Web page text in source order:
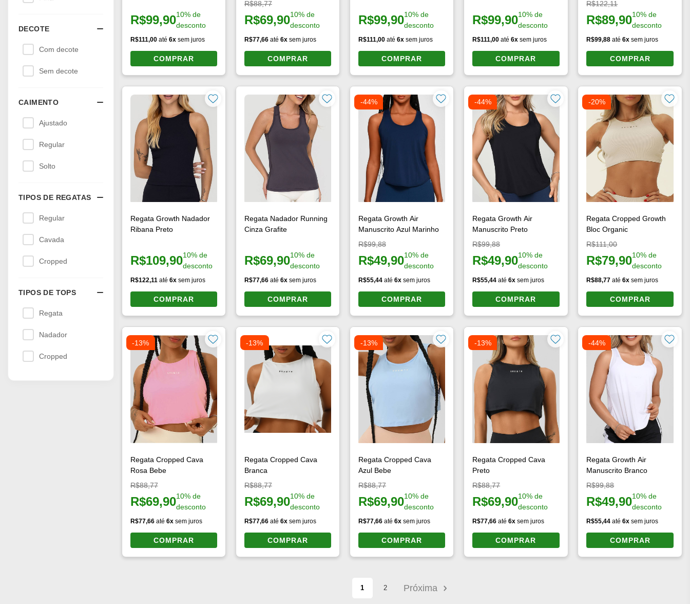
DECOTE
Com decote
Sem decote
CAIMENTO
Ajustado
Regular
Solto
TIPOS DE REGATAS
Regular
Cavada
Cropped
TIPOS DE TOPS
Regata
Nadador
Cropped
Preço à vista:
R$99,9010% de
desconto
R$111,00até 6xsem juros
COMPRAR
Preço original:
R$88,77
Preço à vista:
R$69,9010% de
desconto
R$77,66até 6xsem juros
COMPRAR
Preço à vista:
R$99,9010% de
desconto
R$111,00 até6x sem juros
COMPRAR
Preço à vista:
R$99,9010% de
desconto
R$111,00 até6x sem juros
COMPRAR
Preço original:
R$122,11
Preço à vista:
R$89,9010% de
desconto
R$99,88 até6x sem juros
COMPRAR
Regata Growth Nadador
Ribana Preto
Preço à vista:
R$109,9010% de
desconto
R$122,11até 6xsem juros
COMPRAR
Regata Nadador Running
Cinza Grafite
Preço à vista:
R$69,9010% de
desconto
R$77,66até 6xsem juros
COMPRAR
-44%
Regata Growth Air
Manuscrito Azul Marinho
Preço original:
R$99,88
Preço à vista:
R$49,9010% de
desconto
R$55,44 até6x sem juros
COMPRAR
-44%
Regata Growth Air
Manuscrito Preto
Preço original:
R$99,88
Preço à vista:
R$49,9010% de
desconto
R$55,44 até6x sem juros
COMPRAR
-20%
Regata Cropped Growth
Bloc Organic
Preço original:
R$111,00
Preço à vista:
R$79,9010% de
desconto
R$88,77 até6x sem juros
COMPRAR
-13%
Regata Cropped Cava
Rosa Bebe
Preço original:
R$88,77
Preço à vista:
R$69,9010% de
desconto
R$77,66até 6xsem juros
COMPRAR
-13%
Regata Cropped Cava
Branca
Preço original:
R$88,77
Preço à vista:
R$69,9010% de
desconto
R$77,66até 6xsem juros
COMPRAR
-13%
Regata Cropped Cava
Azul Bebe
Preço original:
R$88,77
Preço à vista:
R$69,9010% de
desconto
R$77,66 até6x sem juros
COMPRAR
-13%
Regata Cropped Cava
Preto
Preço original:
R$88,77
Preço à vista:
R$69,9010% de
desconto
R$77,66 até6x sem juros
COMPRAR
-44%
Regata Growth Air
Manuscrito Branco
Preço original:
R$99,88
Preço à vista:
R$49,9010% de
desconto
R$55,44 até6x sem juros
COMPRAR
1 2 Próxima